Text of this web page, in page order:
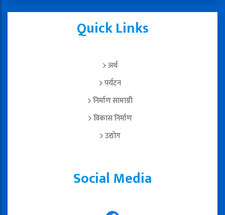
Quick Links
अर्थ
पर्यटन
निर्माण सामाग्री
विकास निर्माण
उद्योग
Social Media